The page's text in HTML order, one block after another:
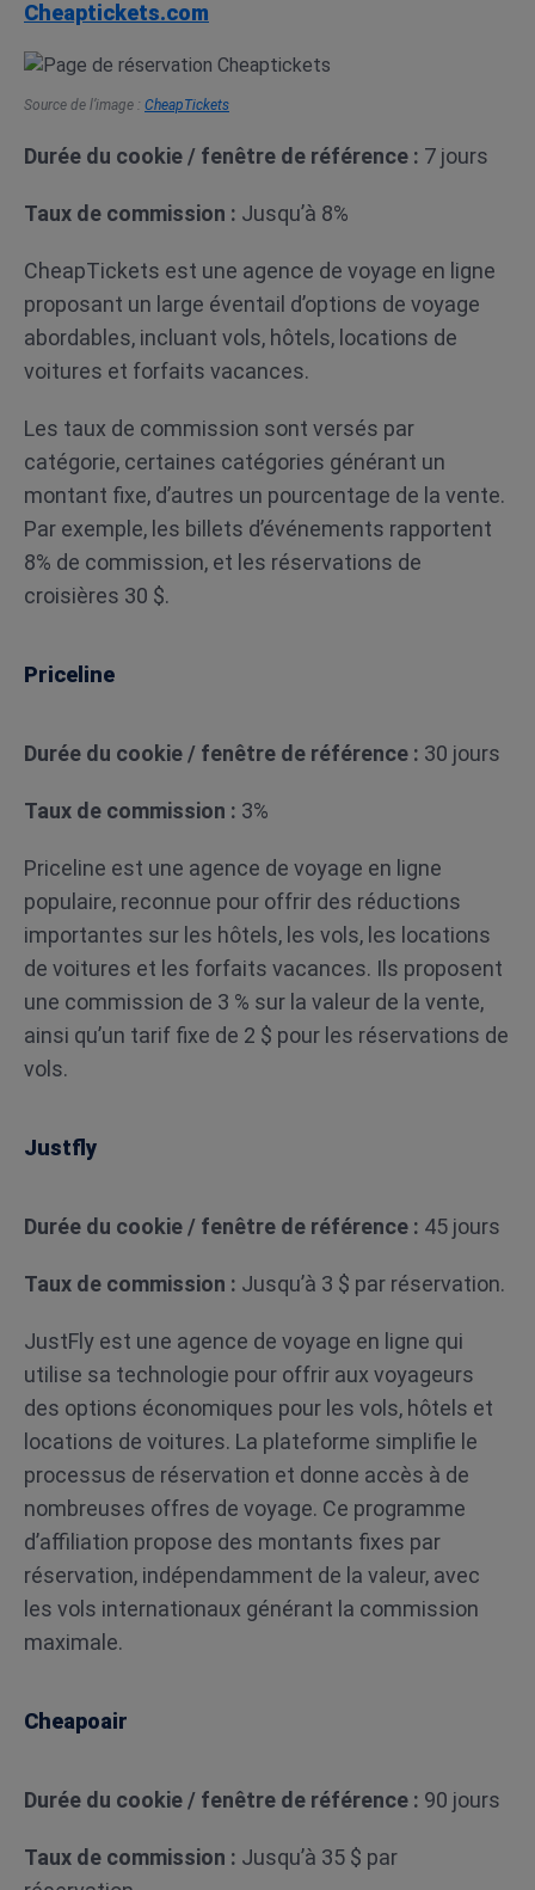
Cheaptickets.com
Source de l’image : CheapTickets
Durée du cookie / fenêtre de référence : 7 jours
Taux de commission : Jusqu’à 8%
CheapTickets est une agence de voyage en ligne
proposant un large éventail d’options de voyage
abordables, incluant vols, hôtels, locations de
voitures et forfaits vacances.
Les taux de commission sont versés par
catégorie, certaines catégories générant un
montant fixe, d’autres un pourcentage de la vente.
Par exemple, les billets d’événements rapportent
8% de commission, et les réservations de
croisières 30 $.
Priceline
Durée du cookie / fenêtre de référence : 30 jours
Taux de commission : 3%
Priceline est une agence de voyage en ligne
populaire, reconnue pour offrir des réductions
importantes sur les hôtels, les vols, les locations
de voitures et les forfaits vacances. Ils proposent
une commission de 3 % sur la valeur de la vente,
ainsi qu’un tarif fixe de 2 $ pour les réservations de
vols.
Justfly
Durée du cookie / fenêtre de référence : 45 jours
Taux de commission : Jusqu’à 3 $ par réservation.
JustFly est une agence de voyage en ligne qui
utilise sa technologie pour offrir aux voyageurs
des options économiques pour les vols, hôtels et
locations de voitures. La plateforme simplifie le
processus de réservation et donne accès à de
nombreuses offres de voyage. Ce programme
d’affiliation propose des montants fixes par
réservation, indépendamment de la valeur, avec
les vols internationaux générant la commission
maximale.
Cheapoair
Durée du cookie / fenêtre de référence : 90 jours
Taux de commission : Jusqu’à 35 $ par